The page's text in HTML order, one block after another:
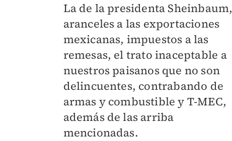
La de la presidenta Sheinbaum,
aranceles a las exportaciones
mexicanas, impuestos a las
remesas, el trato inaceptable a
nuestros paisanos que no son
delincuentes, contrabando de
armas y combustible y T-MEC,
además de las arriba
mencionadas.